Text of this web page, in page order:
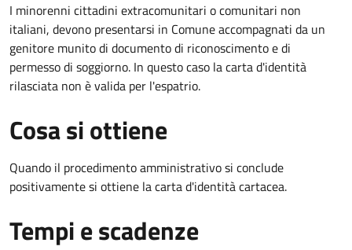
I minorenni cittadini extracomunitari o comunitari non
italiani, devono presentarsi in Comune accompagnati da un
genitore munito di documento di riconoscimento e di
permesso di soggiorno. In questo caso la carta d'identità
rilasciata non è valida per l'espatrio.
Cosa si ottiene
Quando il procedimento amministrativo si conclude
positivamente si ottiene la carta d'identità cartacea.
Tempi e scadenze